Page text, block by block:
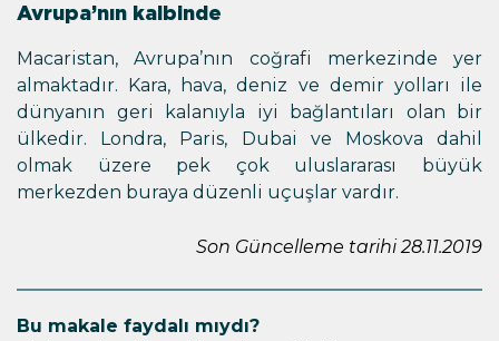
Avrupa’nın kalbinde
Macaristan, Avrupa’nın coğrafi merkezinde yer
almaktadır. Kara, hava, deniz ve demir yolları ile
dünyanın geri kalanıyla iyi bağlantıları olan bir
ülkedir. Londra, Paris, Dubai ve Moskova dahil
olmak üzere pek çok uluslararası büyük
merkezden buraya düzenli uçuşlar vardır.
Son Güncelleme tarihi 28.11.2019
Bu makale faydalı mıydı?